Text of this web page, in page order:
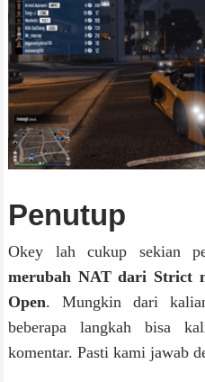
Penutup
Okey lah cukup sekian
merubah NAT dari Strict
Open. Mungkin dari
beberapa langkah bisa
komentar. Pasti kami jawab